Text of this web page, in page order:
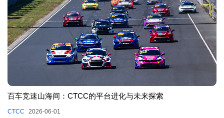
百车竞速山海间：CTCC的平台进化与未来探索
CTCC 2026-06-01